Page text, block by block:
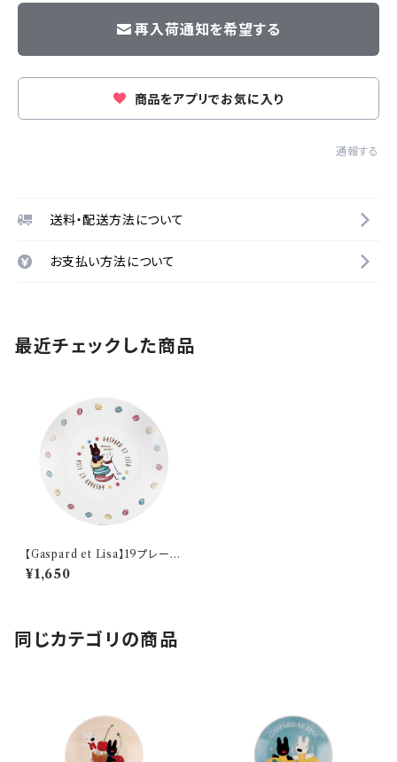
再入荷通知を希望する
商品をアプリでお気に入り
通報する
送料・配送方法について
お支払い方法について
最近チェックした商品
【Gaspard et Lisa】19プレート
(マカロン)【BOULANGERIE】
¥1,650
同じカテゴリの商品